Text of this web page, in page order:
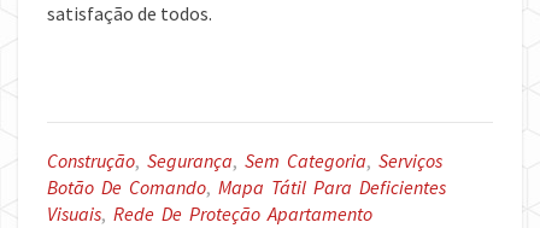
satisfação de todos.
Construção, Segurança, Sem Categoria, Serviços
Botão De Comando, Mapa Tátil Para Deficientes
Visuais, Rede De Proteção Apartamento